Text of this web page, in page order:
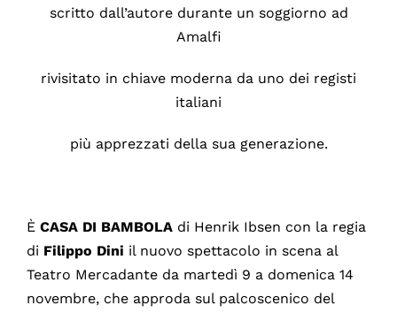
scritto dall’autore durante un soggiorno ad
Amalfi
rivisitato in chiave moderna da uno dei registi
italiani
più apprezzati della sua generazione.
È CASA DI BAMBOLAdi Henrik Ibsen con la regia
di Filippo Dini il nuovo spettacolo in scena al
Teatro Mercadante da martedì 9 a domenica 14
novembre, che approda sul palcoscenico del